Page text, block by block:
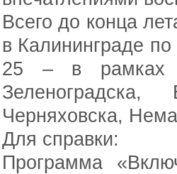
Всего до конца
в Калининграде
25 – в рамках
Зеленоградска,
Черняховска,
Для справки:
Программа